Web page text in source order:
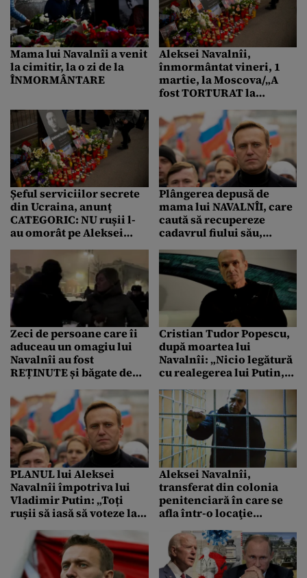
Mama lui Navalnîi a venit
la cimitir, la o zi de la
ÎNMORMÂNTARE
Aleksei Navalnîi,
înmormântat vineri, 1
martie, la Moscova/„A
fost TORTURAT la
monstru!”
Șeful serviciilor secrete
din Ucraina, anunț
CATEGORIC: NU rușii l-
au omorât pe Aleksei
urmare a …”
Plângerea depusă de
mama lui NAVALNÎI, care
caută să recupereze
cadavrul fiului său,
Zeci de persoane care îi
aduceau un omagiu lui
Navalnîi au fost
REȚINUTE și băgate de
marile orașe ale Rusiei
Cristian Tudor Popescu,
după moartea lui
Navalnîi: „Nicio legătură
cu realegerea lui Putin,
puternic ca niciodată”
PLANUL lui Aleksei
Navalnîi împotriva lui
Vladimir Putin: „Toți
rușii să iasă să voteze la
milioane vor fi martori”
Aleksei Navalnîi,
transferat din colonia
penitenciară în care se
afla într-o locaţie